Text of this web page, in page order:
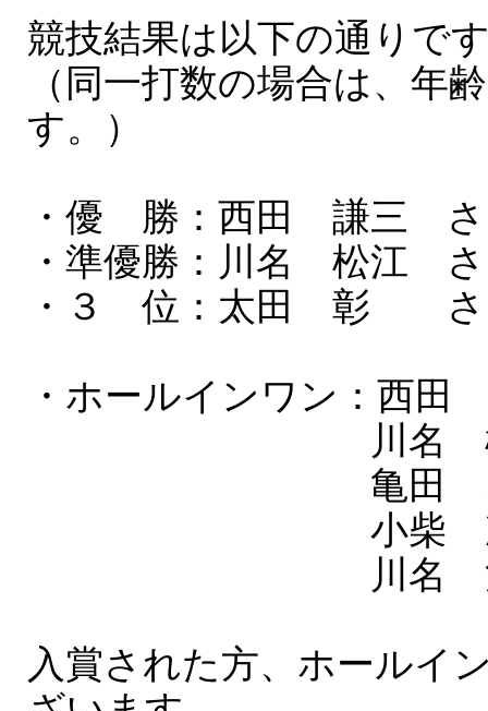
競技結果は以下の通りで
（同一打数の場合は、年
す。）
・優 勝：西田 謙三 さ
・準優勝：川名 松江 さ
・３ 位：太田 彰 さ
・ホールインワン：西
川名 松江
亀田 スエ
小柴 次男
川名 治一
入賞された方、ホールイ